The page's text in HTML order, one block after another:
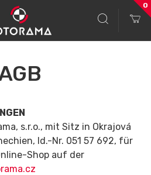
0
s.r.o., mit Sitz in Okrajová
Id.-Nr. 051 57 692, für
Shop auf der